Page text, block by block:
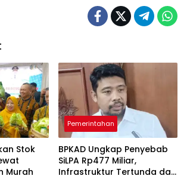
Stok
Murah
Pemerintahan
BPKAD Ungkap Penyebab
SiLPA Rp477 Miliar,
Infrastruktur Tertunda dan